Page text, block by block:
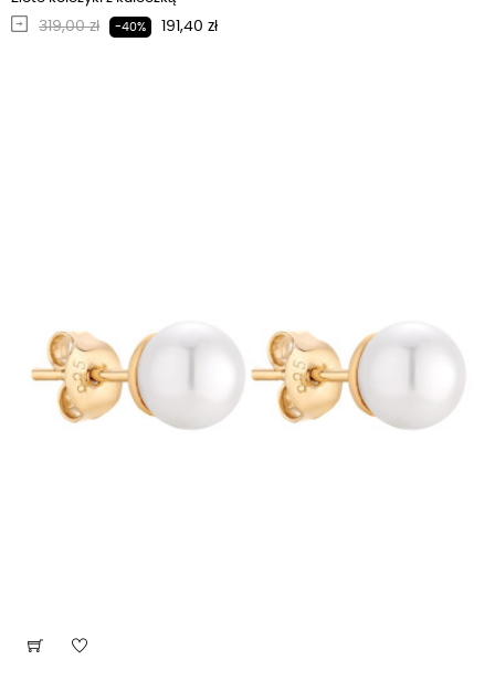
Regularna cena
319,00 zł -40% Cena
191,40 zł